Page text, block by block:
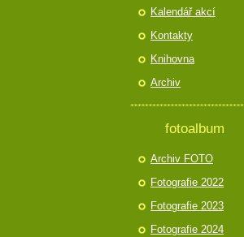
Kalendář akcí
Kontakty
Knihovna
Archiv
fotoalbum
Archiv FOTO
Fotografie 2022
Fotografie 2023
Fotografie 2024